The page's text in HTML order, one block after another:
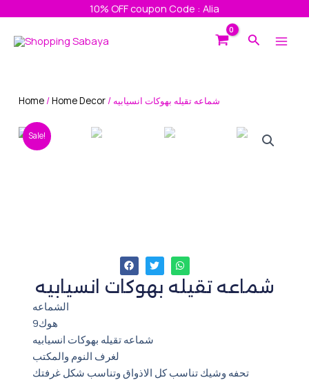
content
10% OFF coupon Code : Alia
Search
شماعه تقيله بهوكات انسيابيه
الشماعه
9هوك
شماعه تقيله بهوكات انسيابيه
لغرف النوم والمكتب
تحفه وشيك تناسب كل الاذواق وتناسب شكل غرفتك
Home/Home Decor / شماعه تقيله بهوكات انسيابيه
Sale!